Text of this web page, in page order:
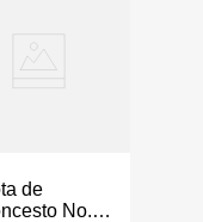
de
No. 7